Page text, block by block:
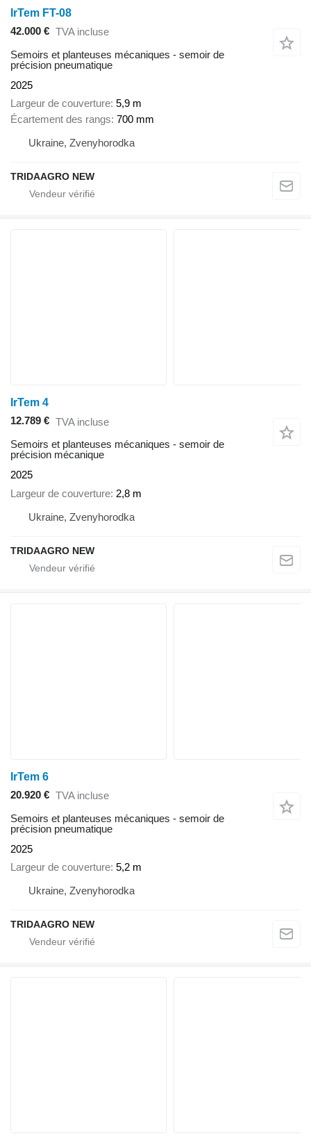
IrTem FT-08
42.000 € TVA incluse
Semoirs et planteuses mécaniques - semoir de
précision pneumatique
2025
Largeur de couverture 5,9 m
Écartement des rangs 700 mm
Ukraine, Zvenyhorodka
TRIDAAGRO NEW
IrTem 4
12.789 € TVA incluse
Semoirs et planteuses mécaniques - semoir de
précision mécanique
2025
Largeur de couverture 2,8 m
Ukraine, Zvenyhorodka
TRIDAAGRO NEW
IrTem 6
20.920 € TVA incluse
Semoirs et planteuses mécaniques - semoir de
précision pneumatique
2025
Largeur de couverture 5,2 m
Ukraine, Zvenyhorodka
TRIDAAGRO NEW